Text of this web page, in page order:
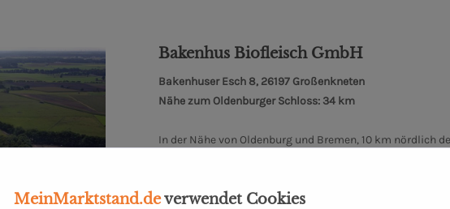
Bakenhus Biofleisch GmbH
Bakenhuser Esch 8, 26197 Großenkneten
Nähe zum Oldenburger Schloss: 34 km
In der Nähe von Oldenburg und Bremen, 10 km nördlich
Bakenhus, ruhig und idyllisch gelegen im Naturpark
bewirtschaftet. Die Bakenhus Biofleisch GmbH wurde
kleinen Landschlachterei im Nachbarort durchgeführt
MeinMarktstand.deverwendet Cookies